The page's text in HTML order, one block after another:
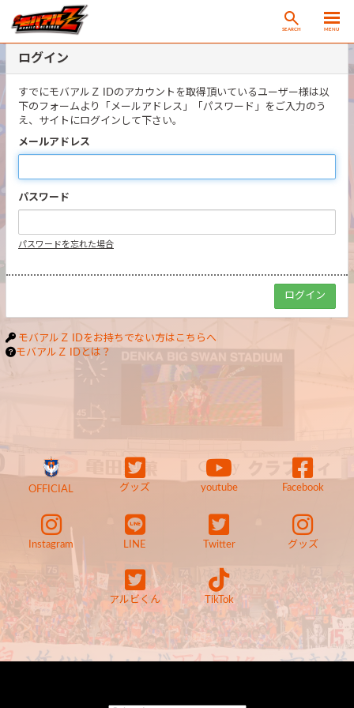
SEARCH MENU
ログイン
すでにモバアルＺ IDのアカウントを取得頂いているユーザー様は以
下のフォームより「メールアドレス」「パスワード」をご入力のう
え、サイトにログインして下さい。
メールアドレス
パスワード
パスワードを忘れた場合
モバアルＺ IDをお持ちでない方はこちらへ
モバアルＺ IDとは？
OFFICIAL グッズ youtube Facebook
Instagram LINE Twitter グッズ
アルビくん TikTok